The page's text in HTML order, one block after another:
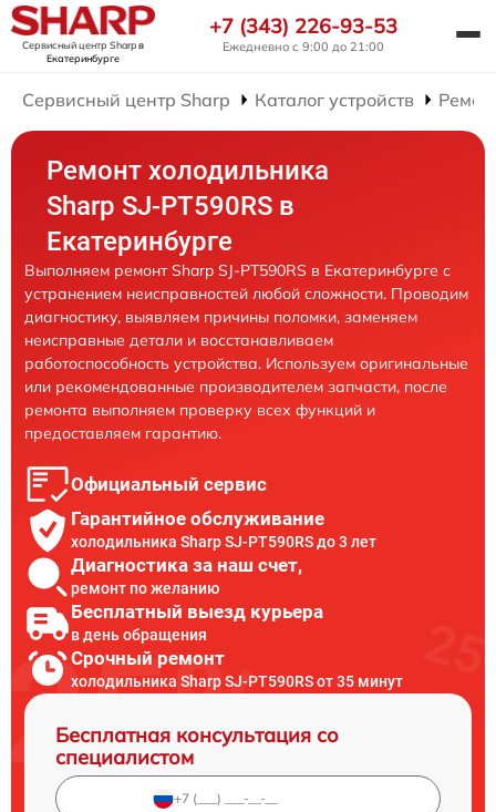
Сервисный центр Sharpв
Екатеринбурге
+7 (343) 226-93-53
Ежедневно с 9:00 до 21:00
Сервисный центр Sharp Каталог устройств
Ремонт холодильника
Sharp SJ-PT590RS в
Екатеринбурге
Выполняем ремонт Sharp SJ-PT590RS в Екатеринбурге с
устранением неисправностей любой сложности. Проводим
диагностику, выявляем причины поломки, заменяем
неисправные детали и восстанавливаем
работоспособность устройства. Используем оригинальные
или рекомендованные производителем запчасти, после
ремонта выполняем проверку всех функций и
предоставляем гарантию.
Официальный сервис
Гарантийное обслуживание
холодильника Sharp SJ-PT590RS до 3 лет
Диагностика за наш счет,
ремонт по желанию
Бесплатный выезд курьера
в день обращения
Срочный ремонт
холодильника Sharp SJ-PT590RS от 35 минут
Бесплатная консультация со
специалистом